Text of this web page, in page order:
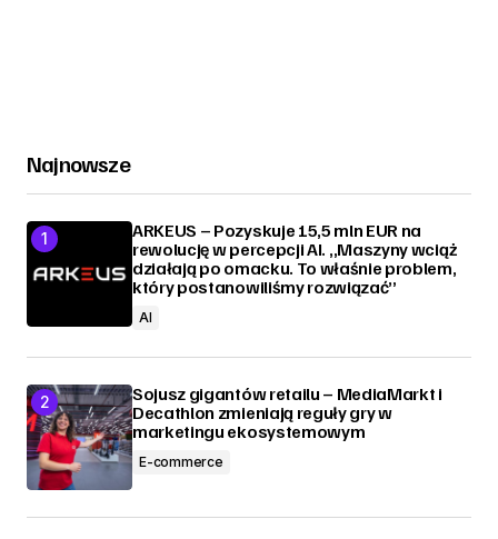
Najnowsze
ARKEUS – Pozyskuje 15,5 mln EUR na
rewolucję w percepcji AI. „Maszyny wciąż
działają po omacku. To właśnie problem,
który postanowiliśmy rozwiązać”
AI
Sojusz gigantów retailu – MediaMarkt i
Decathlon zmieniają reguły gry w
marketingu ekosystemowym
E-commerce